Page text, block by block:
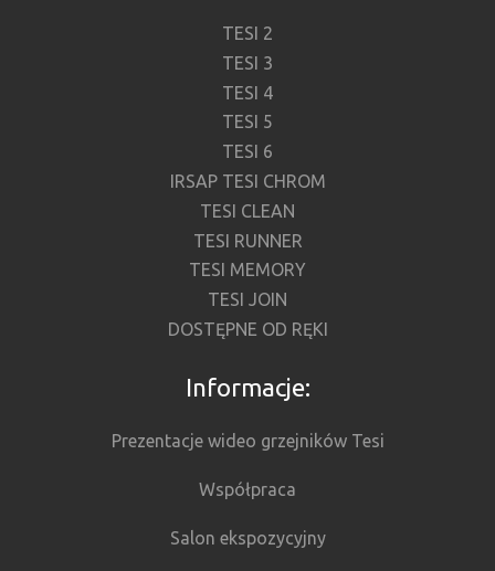
TESI 2
TESI 3
TESI 4
TESI 5
TESI 6
IRSAP TESI CHROM
TESI CLEAN
TESI RUNNER
TESI MEMORY
TESI JOIN
DOSTĘPNE OD RĘKI
Informacje:
Prezentacje wideo grzejników Tesi
Współpraca
Salon ekspozycyjny